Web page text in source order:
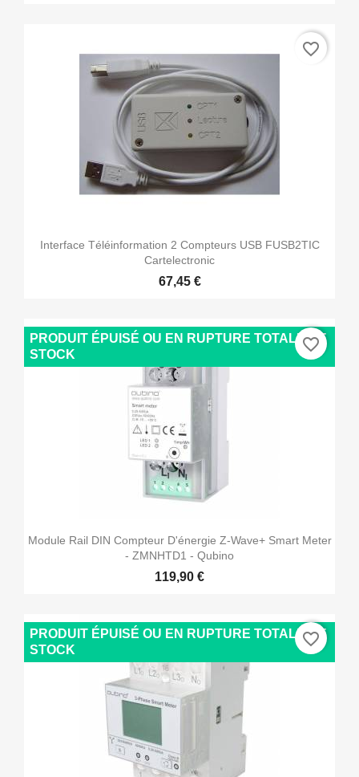
Interface Téléinformation 2 Compteurs USB FUSB2TIC
Cartelectronic
67,45 €
favorite_border
Module Rail DIN Compteur D'énergie Z-Wave+ Smart Meter
- ZMNHTD1 - Qubino
119,90 €
PRODUIT ÉPUISÉ OU EN RUPTURE TOTALE DE
STOCK
favorite_border
PRODUIT ÉPUISÉ OU EN RUPTURE TOTALE DE
STOCK
favorite_border